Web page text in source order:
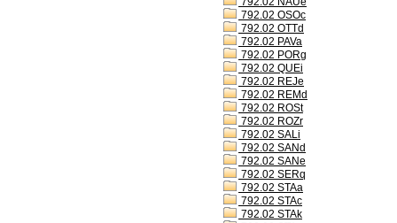
792.02 OSOc
792.02 OTTd
792.02 PAVa
792.02 PORg
792.02 QUEi
792.02 REJe
792.02 REMd
792.02 ROSt
792.02 ROZr
792.02 SALi
792.02 SANd
792.02 SANe
792.02 SERq
792.02 STAa
792.02 STAc
792.02 STAk